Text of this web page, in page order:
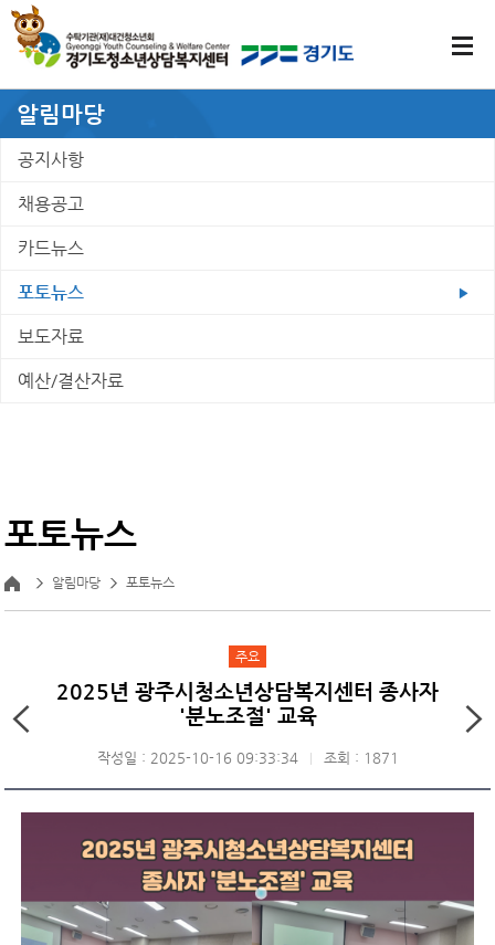
알림마당
공지사항
채용공고
카드뉴스
포토뉴스
보도자료
예산/결산자료
포토뉴스
알림마당 포토뉴스
주요
2025년 광주시청소년상담복지센터 종사자
'분노조절' 교육
작성일 : 2025-10-16 09:33:34 조회 : 1871